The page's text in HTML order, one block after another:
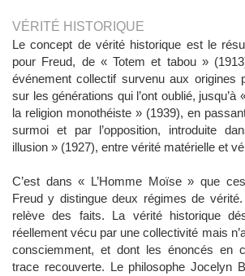
VÉRITÉ HISTORIQUE
Le concept de vérité historique est le
pour Freud, de « Totem et tabou »
événement collectif survenu aux origines
sur les générations qui l’ont oublié, jusqu’à
la religion monothéiste » (1939), en
surmoi et par l’opposition, introduite
illusion » (1927), entre vérité matérielle et
C’est dans « L’Homme Moïse » que
Freud y distingue deux régimes de
relève des faits. La vérité historique
réellement vécu par une collectivité mais
consciemment, et dont les énoncés en
trace recouverte. Le philosophe Jocelyn